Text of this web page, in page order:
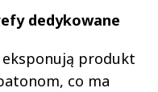
dedykowane
produkt
co ma